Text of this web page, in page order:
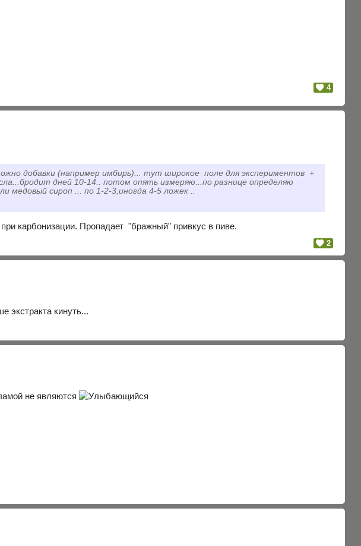
4
добавки (например имбирь)... тут широкое поле для экспериментов +
дней 10-14.. потом опять измеряю...по разнице определяю
медовый сироп ... по 1-2-3,иногда 4-5 ложек ..
карбонизации. Пропадает "бражный" привкус в пиве.
2
экстракта кинуть...
не являются